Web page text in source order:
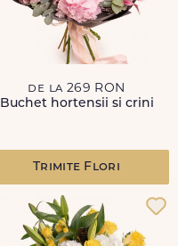
de la 269 RON
Buchet hortensii si crini
Trimite Flori